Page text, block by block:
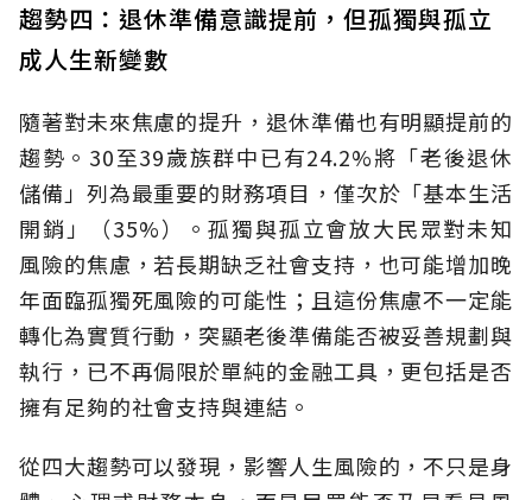
趨勢四：退休準備意識提前，但孤獨與孤立
成人生新變數
隨著對未來焦慮的提升，退休準備也有明顯提前的
趨勢。30至39歲族群中已有24.2%將「老後退休
儲備」列為最重要的財務項目，僅次於「基本生活
開銷」（35%）。孤獨與孤立會放大民眾對未知
風險的焦慮，若長期缺乏社會支持，也可能增加晚
年面臨孤獨死風險的可能性；且這份焦慮不一定能
轉化為實質行動，突顯老後準備能否被妥善規劃與
執行，已不再侷限於單純的金融工具，更包括是否
擁有足夠的社會支持與連結。
從四大趨勢可以發現，影響人生風險的，不只是身